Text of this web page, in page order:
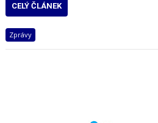
CELÝ ČLÁNEK
Zprávy